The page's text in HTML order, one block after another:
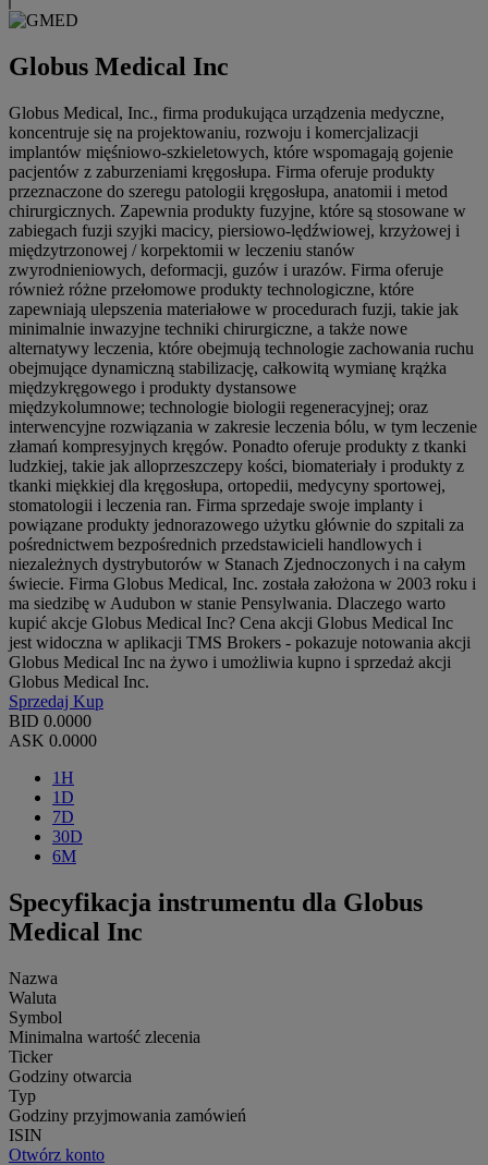
Globus Medical Inc
Globus Medical, Inc., firma produkująca urządzenia medyczne,
koncentruje się na projektowaniu, rozwoju i komercjalizacji
implantów mięśniowo-szkieletowych, które wspomagają gojenie
pacjentów z zaburzeniami kręgosłupa. Firma oferuje produkty
przeznaczone do szeregu patologii kręgosłupa, anatomii i metod
chirurgicznych. Zapewnia produkty fuzyjne, które są stosowane w
zabiegach fuzji szyjki macicy, piersiowo-lędźwiowej, krzyżowej i
międzytrzonowej / korpektomii w leczeniu stanów
zwyrodnieniowych, deformacji, guzów i urazów. Firma oferuje
również różne przełomowe produkty technologiczne, które
zapewniają ulepszenia materiałowe w procedurach fuzji, takie jak
minimalnie inwazyjne techniki chirurgiczne, a także nowe
alternatywy leczenia, które obejmują technologie zachowania ruchu
obejmujące dynamiczną stabilizację, całkowitą wymianę krążka
międzykręgowego i produkty dystansowe
międzykolumnowe; technologie biologii regeneracyjnej; oraz
interwencyjne rozwiązania w zakresie leczenia bólu, w tym leczenie
złamań kompresyjnych kręgów. Ponadto oferuje produkty z tkanki
ludzkiej, takie jak alloprzeszczepy kości, biomateriały i produkty z
tkanki miękkiej dla kręgosłupa, ortopedii, medycyny sportowej,
stomatologii i leczenia ran. Firma sprzedaje swoje implanty i
powiązane produkty jednorazowego użytku głównie do szpitali za
pośrednictwem bezpośrednich przedstawicieli handlowych i
niezależnych dystrybutorów w Stanach Zjednoczonych i na całym
świecie. Firma Globus Medical, Inc. została założona w 2003 roku i
ma siedzibę w Audubon w stanie Pensylwania. Dlaczego warto
kupić akcje Globus Medical Inc? Cena akcji Globus Medical Inc
jest widoczna w aplikacji TMS Brokers - pokazuje notowania akcji
Globus Medical Inc na żywo i umożliwia kupno i sprzedaż akcji
Globus Medical Inc.
Sprzedaj Kup
BID 0.0000
ASK 0.0000
1H
1D
7D
30D
6M
Specyfikacja instrumentu dla Globus
Medical Inc
Nazwa
Waluta
Symbol
Minimalna wartość zlecenia
Ticker
Godziny otwarcia
Typ
Godziny przyjmowania zamówień
ISIN
Otwórz konto